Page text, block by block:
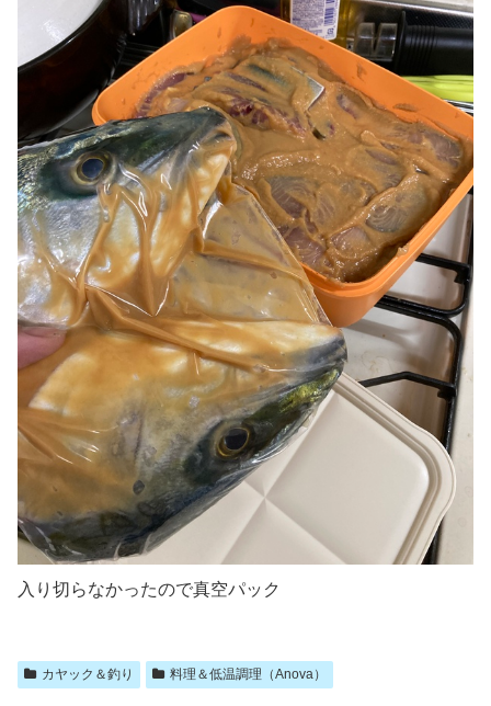
入り切らなかったので真空パック
カヤック＆釣り 料理＆低温調理（Anova）